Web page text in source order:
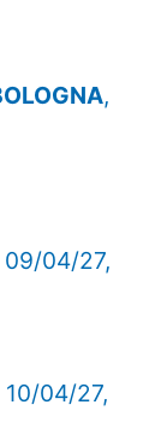
,
09/04/27,
10/04/27,